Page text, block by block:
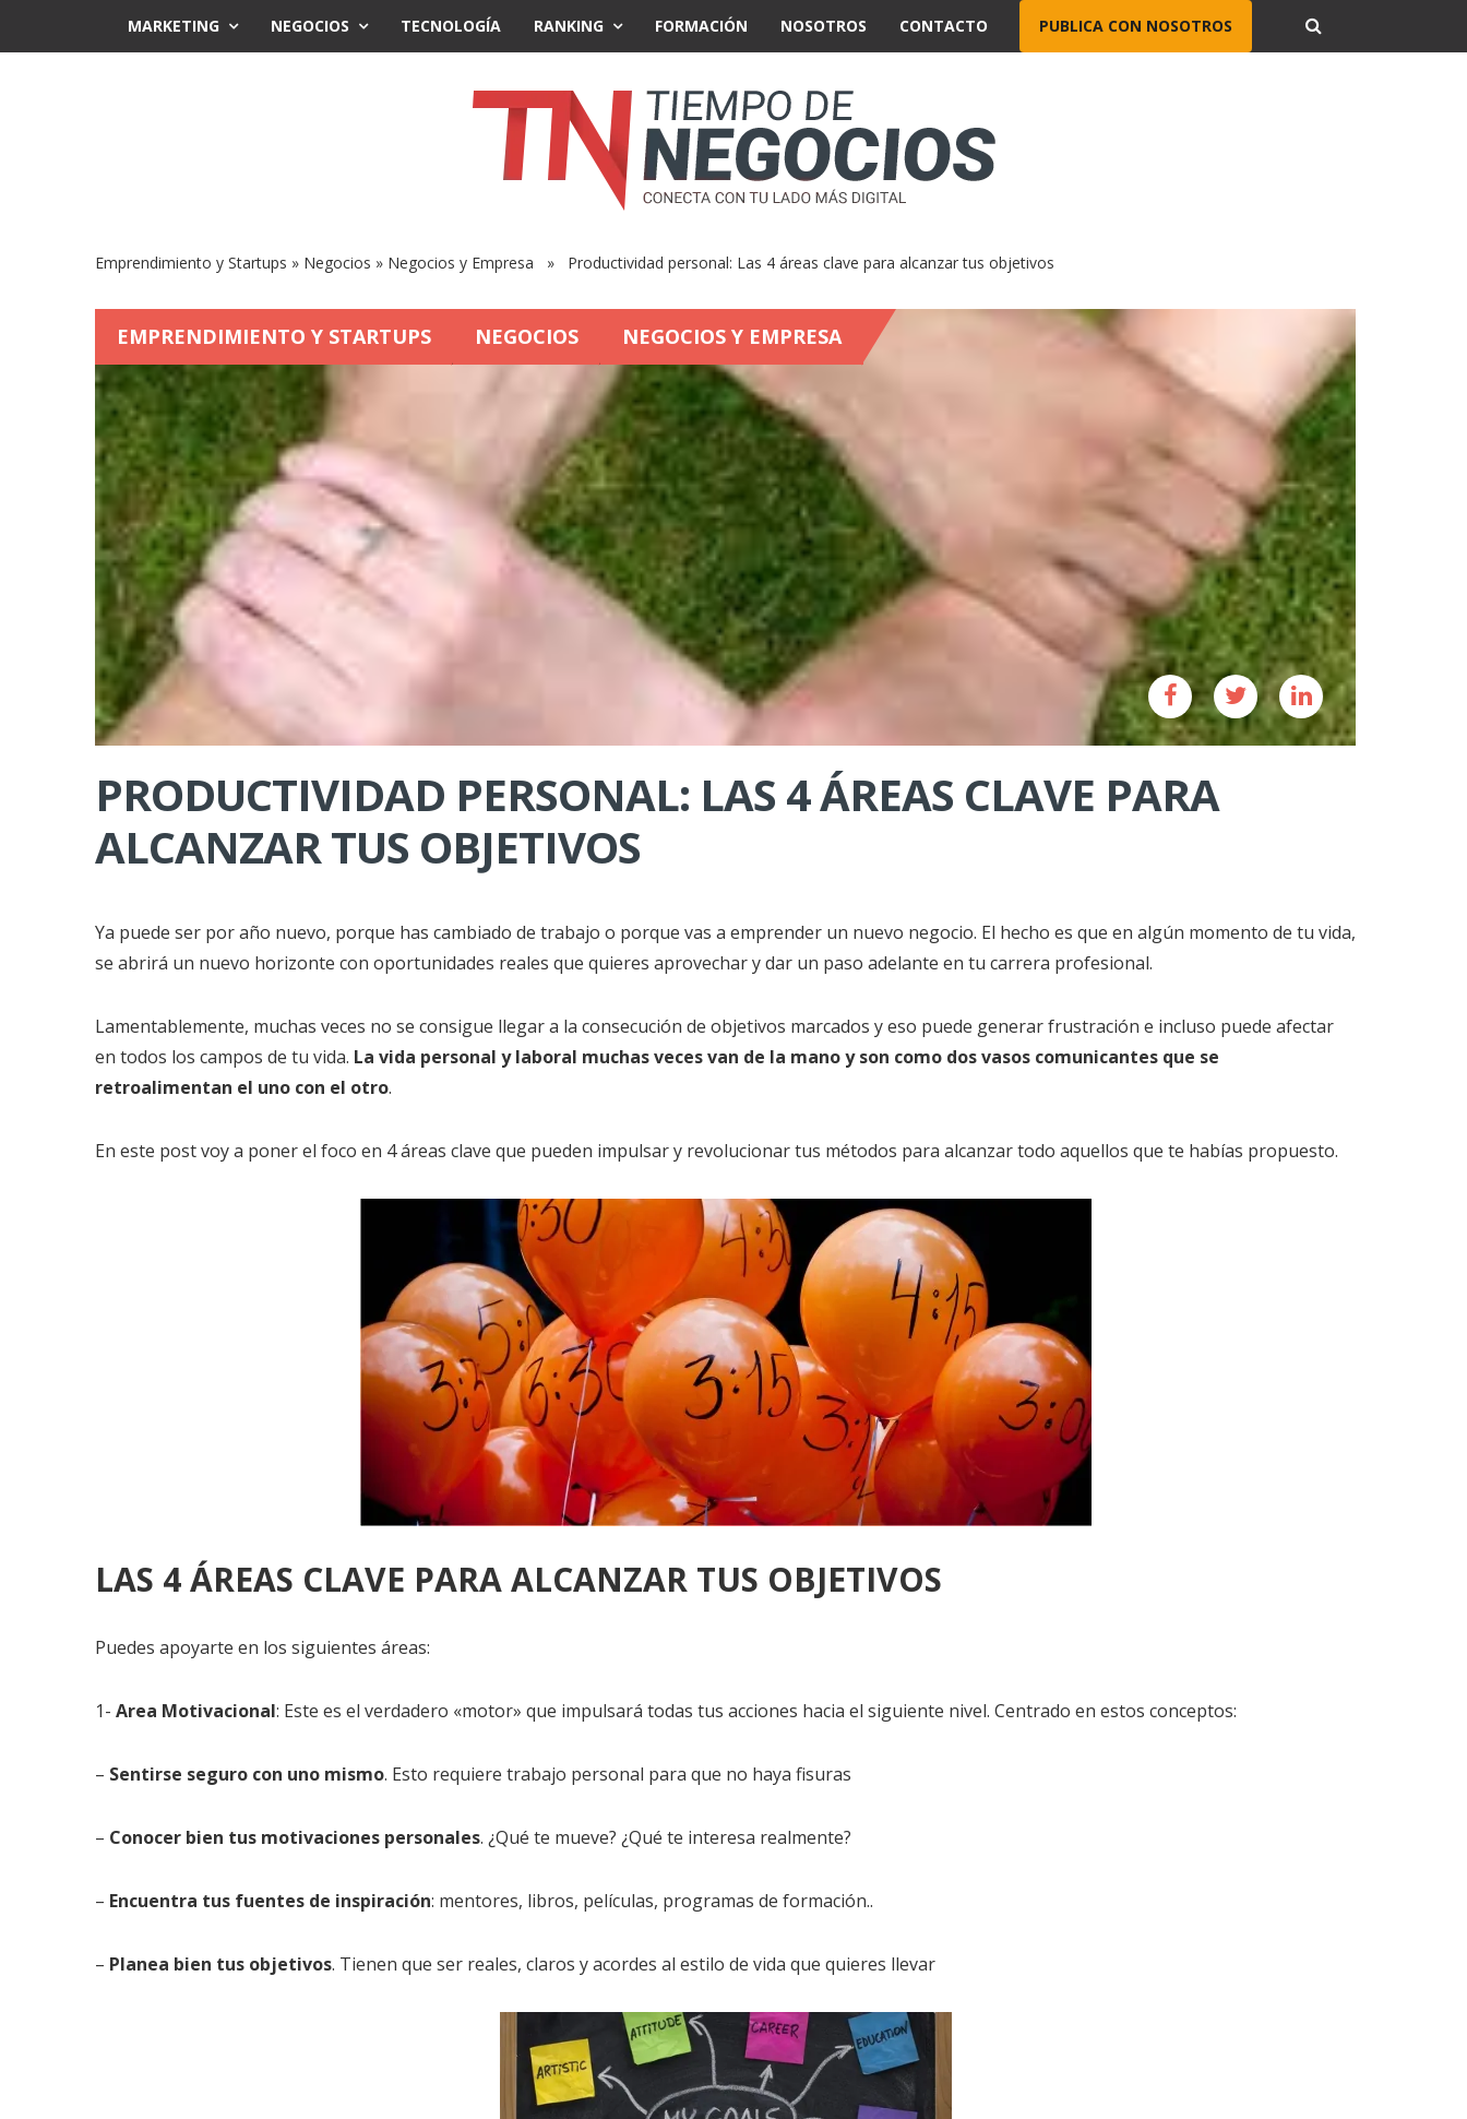
MARKETING NEGOCIOS TECNOLOGÍA RANKING FORMACIÓN NOSOTROS CONTACTO PUBLICA CON NOSOTROS
Emprendimiento y Startups » Negocios » Negocios y Empresa » Productividad personal: Las 4 áreas clave para alcanzar tus objetivos
EMPRENDIMIENTO Y STARTUPS NEGOCIOS NEGOCIOS Y EMPRESA
PRODUCTIVIDAD PERSONAL: LAS 4 ÁREAS CLAVE PARA
ALCANZAR TUS OBJETIVOS
Ya puede ser por año nuevo, porque has cambiado de trabajo o porque vas a emprender un nuevo negocio. El hecho es que en algún momento de tu vida,
se abrirá un nuevo horizonte con oportunidades reales que quieres aprovechar y dar un paso adelante en tu carrera profesional.
Lamentablemente, muchas veces no se consigue llegar a la consecución de objetivos marcados y eso puede generar frustración e incluso puede afectar
en todos los campos de tu vida. La vida personal y laboral muchas veces van de la mano y son como dos vasos comunicantes que se
retroalimentan el uno con el otro.
En este post voy a poner el foco en 4 áreas clave que pueden impulsar y revolucionar tus métodos para alcanzar todo aquellos que te habías propuesto.
LAS 4 ÁREAS CLAVE PARA ALCANZAR TUS OBJETIVOS
Puedes apoyarte en los siguientes áreas:
1- Area Motivacional: Este es el verdadero «motor» que impulsará todas tus acciones hacia el siguiente nivel. Centrado en estos conceptos:
– Sentirse seguro con uno mismo. Esto requiere trabajo personal para que no haya fisuras
– Conocer bien tus motivaciones personales. ¿Qué te mueve? ¿Qué te interesa realmente?
– Encuentra tus fuentes de inspiración: mentores, libros, películas, programas de formación..
– Planea bien tus objetivos. Tienen que ser reales, claros y acordes al estilo de vida que quieres llevar